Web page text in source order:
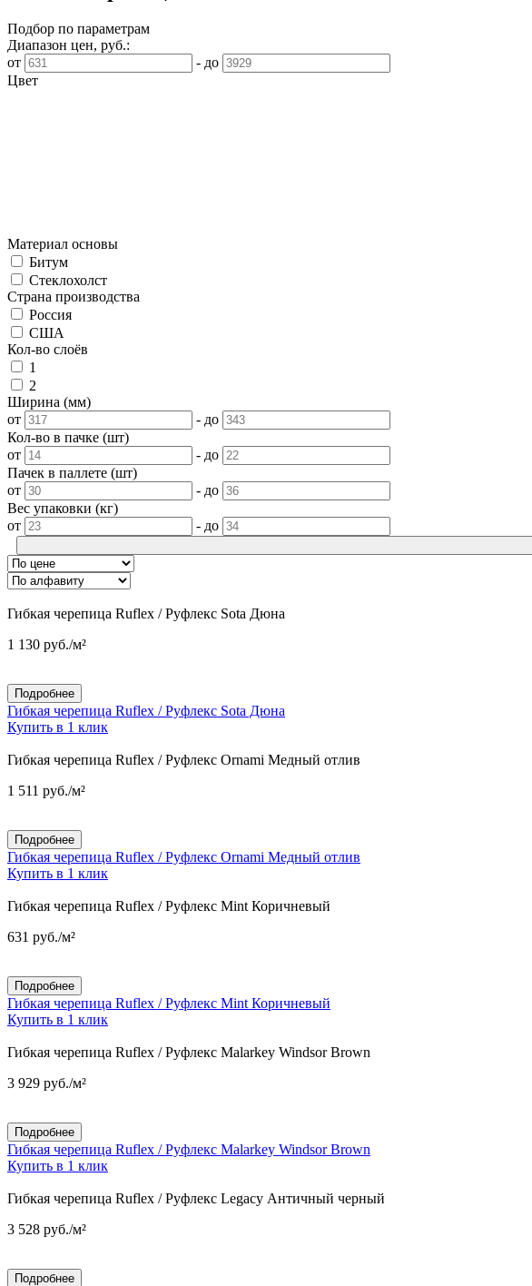
Подбор по параметрам
Диапазон цен, руб.:
от
- до
Цвет
Материал основы
Битум
Стеклохолст
Страна производства
Россия
США
Кол-во слоёв
1
2
Ширина (мм)
от
- до
Кол-во в пачке (шт)
от
- до
Пачек в паллете (шт)
от
- до
Вес упаковки (кг)
от
- до
Гибкая черепица Ruflex / Руфлекс Sota Дюна
1 130 руб./м²
Подробнее
Гибкая черепица Ruflex / Руфлекс Sota Дюна
Купить в 1 клик
Гибкая черепица Ruflex / Руфлекс Ornami Медный отлив
1 511 руб./м²
Подробнее
Гибкая черепица Ruflex / Руфлекс Ornami Медный отлив
Купить в 1 клик
Гибкая черепица Ruflex / Руфлекс Mint Коричневый
631 руб./м²
Подробнее
Гибкая черепица Ruflex / Руфлекс Mint Коричневый
Купить в 1 клик
Гибкая черепица Ruflex / Руфлекс Malarkey Windsor Brown
3 929 руб./м²
Подробнее
Гибкая черепица Ruflex / Руфлекс Malarkey Windsor Brown
Купить в 1 клик
Гибкая черепица Ruflex / Руфлекс Legacy Античный черный
3 528 руб./м²
Подробнее